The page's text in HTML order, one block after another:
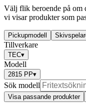
Välj flik beroende på om
vi visar produkter som
Pickupmodell
Tillverkare
TEC▾
Modell
2815 PP▾
Sök modell
Visa passande produkter